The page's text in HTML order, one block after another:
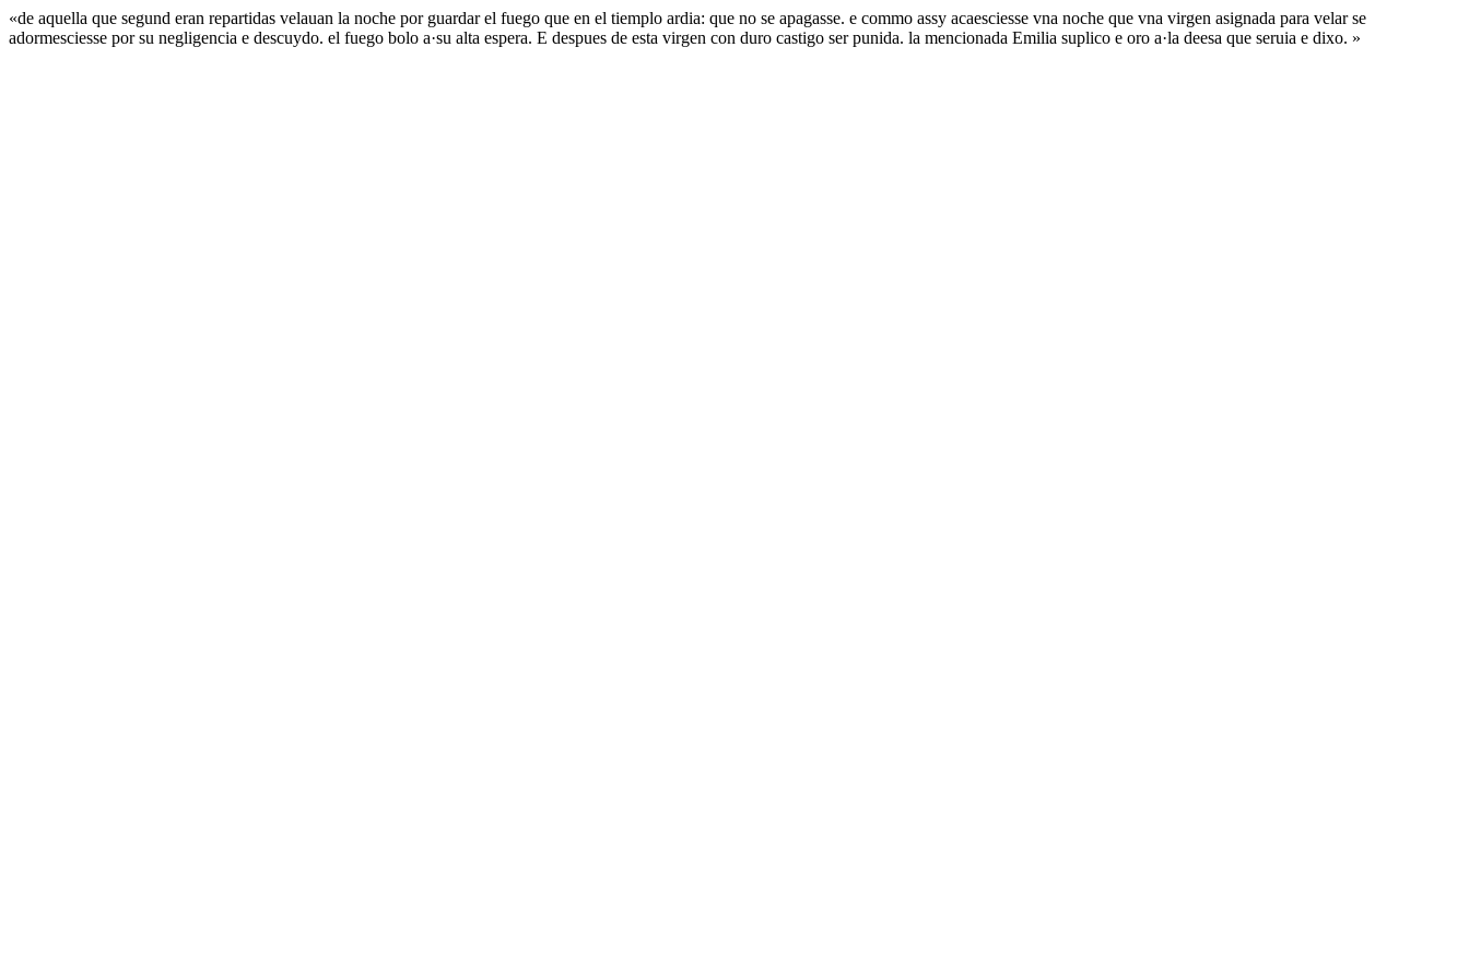
«de aquella que segund eran repartidas velauan la noche por guardar el fuego que en el tiemplo ardia: que no se apagasse. e commo assy acaesciesse vna noche que vna virgen asignada para velar se
adormesciesse por su negligencia e descuydo. el fuego bolo a·su alta espera. E despues de esta virgen con duro castigo ser punida. la mencionada Emilia suplico e oro a·la deesa que seruia e dixo. »